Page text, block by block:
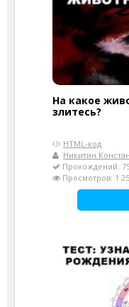
На какое
злитесь?
HTML-код
Никитин
Прохождений:
Просмотров: 1